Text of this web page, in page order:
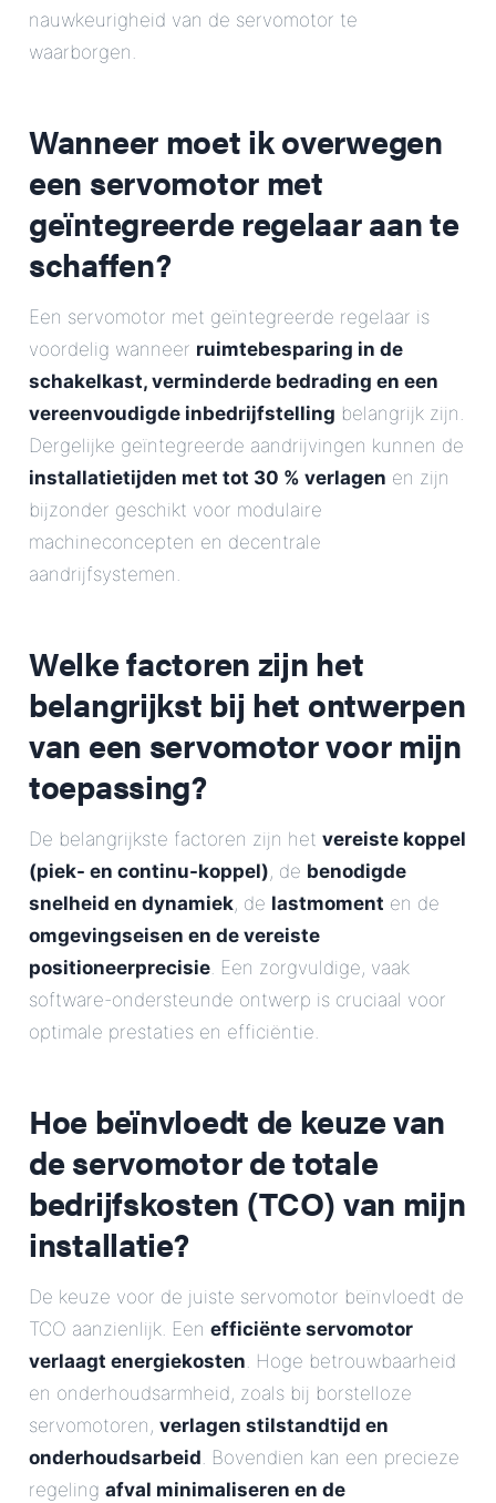
nauwkeurigheid van de servomotor te
waarborgen.
Wanneer moet ik overwegen
een servomotor met
geïntegreerde regelaar aan te
schaffen?
Een servomotor met geïntegreerde regelaar is
voordelig wanneer ruimtebesparing in de
schakelkast, verminderde bedrading en een
vereenvoudigde inbedrijfstelling belangrijk zijn.
Dergelijke geïntegreerde aandrijvingen kunnen de
installatietijden met tot 30 % verlagen en zijn
bijzonder geschikt voor modulaire
machineconcepten en decentrale
aandrijfsystemen.
Welke factoren zijn het
belangrijkst bij het ontwerpen
van een servomotor voor mijn
toepassing?
De belangrijkste factoren zijn het vereiste koppel
(piek- en continu-koppel), de benodigde
snelheid en dynamiek, de lastmoment en de
omgevingseisen en de vereiste
positioneerprecisie. Een zorgvuldige, vaak
software-ondersteunde ontwerp is cruciaal voor
optimale prestaties en efficiëntie.
Hoe beïnvloedt de keuze van
de servomotor de totale
bedrijfskosten (TCO) van mijn
installatie?
De keuze voor de juiste servomotor beïnvloedt de
TCO aanzienlijk. Een efficiënte servomotor
verlaagt energiekosten. Hoge betrouwbaarheid
en onderhoudsarmheid, zoals bij borstelloze
servomotoren, verlagen stilstandtijd en
onderhoudsarbeid. Bovendien kan een precieze
regeling afval minimaliseren en de